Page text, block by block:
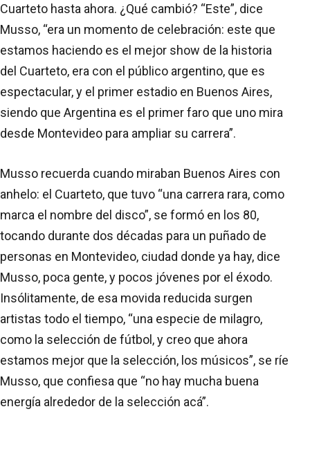
Cuarteto hasta ahora. ¿Qué cambió? “Este”, dice
Musso, “era un momento de celebración: este que
estamos haciendo es el mejor show de la historia
del Cuarteto, era con el público argentino, que es
espectacular, y el primer estadio en Buenos Aires,
siendo que Argentina es el primer faro que uno mira
desde Montevideo para ampliar su carrera”.
Musso recuerda cuando miraban Buenos Aires con
anhelo: el Cuarteto, que tuvo “una carrera rara, como
marca el nombre del disco”, se formó en los 80,
tocando durante dos décadas para un puñado de
personas en Montevideo, ciudad donde ya hay, dice
Musso, poca gente, y pocos jóvenes por el éxodo.
Insólitamente, de esa movida reducida surgen
artistas todo el tiempo, “una especie de milagro,
como la selección de fútbol, y creo que ahora
estamos mejor que la selección, los músicos”, se ríe
Musso, que confiesa que “no hay mucha buena
energía alrededor de la selección acá”.